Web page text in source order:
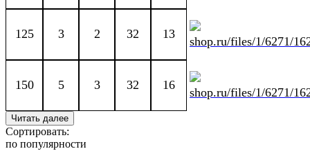
125 3 2 32 13
150 5 3 32 16
Читать далее
Сортировать:
по популярности